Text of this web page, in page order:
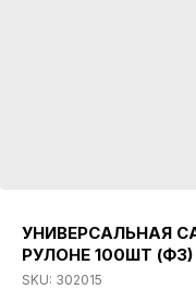
УНИВЕРСАЛЬНАЯ
РУЛОНЕ 100ШТ (Ф3)
SKU: 302015